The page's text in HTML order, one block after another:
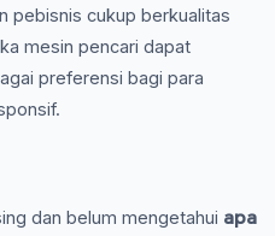
pebisnis cukup berkualitas
mesin pencari dapat
preferensi bagi para
dan belum mengetahui apa